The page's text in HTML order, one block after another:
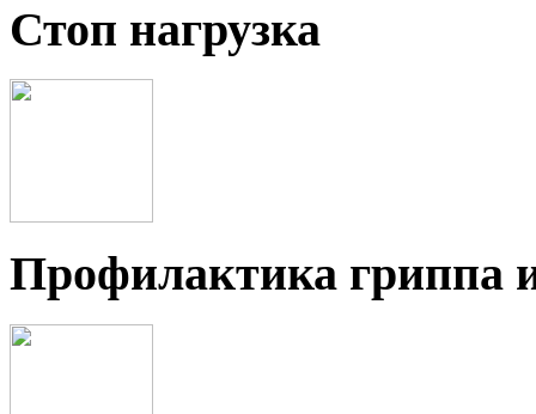
Стоп нагрузка
Профилактика